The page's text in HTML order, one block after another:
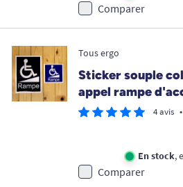
Comparer
Tous ergo
Sticker souple
appel rampe
4 avis •
En stock,
Comparer